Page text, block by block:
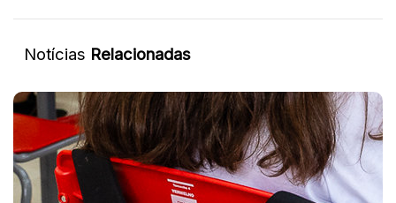
Notícias Relacionadas